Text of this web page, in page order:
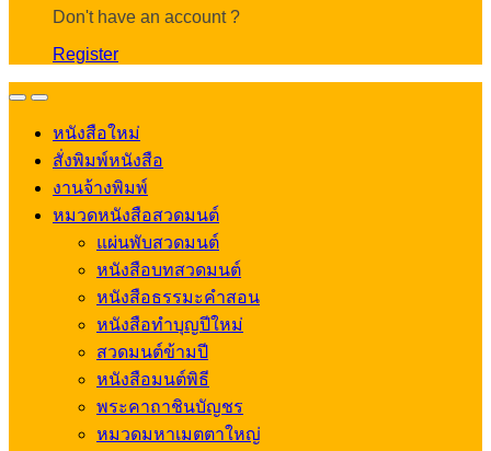
Don't have an account ?
Register
OpenClose
หนังสือใหม่
สั่งพิมพ์หนังสือ
งานจ้างพิมพ์
หมวดหนังสือสวดมนต์
แผ่นพับสวดมนต์
หนังสือบทสวดมนต์
หนังสือธรรมะคำสอน
หนังสือทำบุญปีใหม่
สวดมนต์ข้ามปี
หนังสือมนต์พิธี
พระคาถาชินบัญชร
หมวดมหาเมตตาใหญ่